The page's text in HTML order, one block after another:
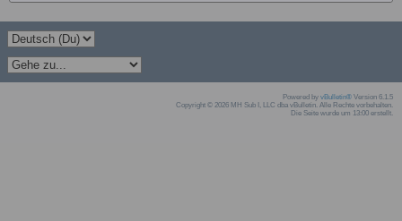
Powered by vBulletin® Version 6.1.5
Copyright © 2026 MH Sub I, LLC dba vBulletin. Alle Rechte vorbehalten.
Die Seite wurde um 13:00 erstellt.